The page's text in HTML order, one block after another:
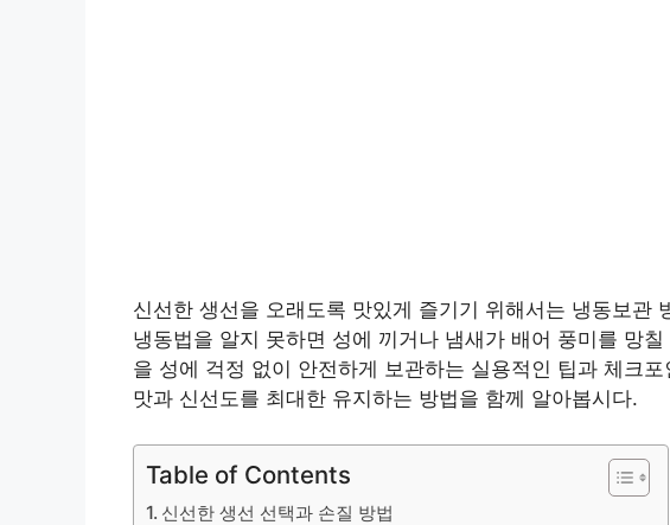
신선한 생선을 오래도록 맛있게 즐기기 위해서는 냉동보관
냉동법을 알지 못하면 성에 끼거나 냄새가 배어 풍미를 망
을 성에 걱정 없이 안전하게 보관하는 실용적인 팁과 체크
맛과 신선도를 최대한 유지하는 방법을 함께 알아봅시다.
Table of Contents
신선한 생선 선택과 손질 방법